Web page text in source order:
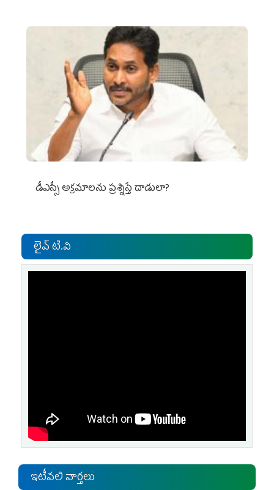
డీఎస్సీ అక్రమాలను ప్రశ్నిస్తే దాడులా?
లైవ్ టి.వి
ఇటీవలి వార్తలు